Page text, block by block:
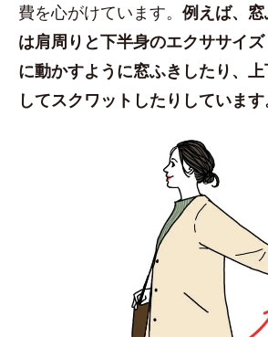
費を心がけています。 例えば、
は肩周りと下半身のエクササイ
に動かすように窓ふきしたり、
してスクワットしたりしています